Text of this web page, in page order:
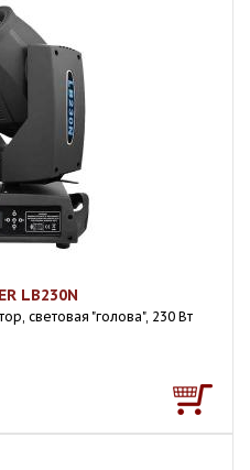
LB230N
световая "голова", 230 Вт